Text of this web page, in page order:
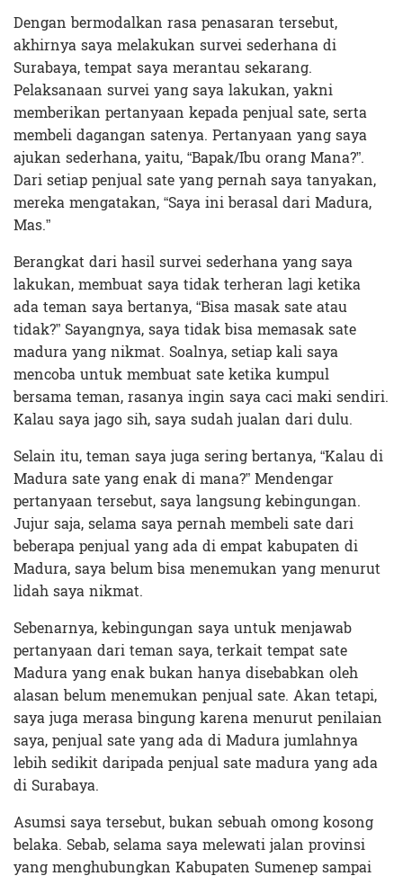
Dengan bermodalkan rasa penasaran tersebut,
akhirnya saya melakukan survei sederhana di
Surabaya, tempat saya merantau sekarang.
Pelaksanaan survei yang saya lakukan, yakni
memberikan pertanyaan kepada penjual sate, serta
membeli dagangan satenya. Pertanyaan yang saya
ajukan sederhana, yaitu, “Bapak/Ibu orang Mana?”.
Dari setiap penjual sate yang pernah saya tanyakan,
mereka mengatakan, “Saya ini berasal dari Madura,
Mas.”
Berangkat dari hasil survei sederhana yang saya
lakukan, membuat saya tidak terheran lagi ketika
ada teman saya bertanya, “Bisa masak sate atau
tidak?” Sayangnya, saya tidak bisa memasak sate
madura yang nikmat. Soalnya, setiap kali saya
mencoba untuk membuat sate ketika kumpul
bersama teman, rasanya ingin saya caci maki sendiri.
Kalau saya jago sih, saya sudah jualan dari dulu.
Selain itu, teman saya juga sering bertanya, “Kalau di
Madura sate yang enak di mana?” Mendengar
pertanyaan tersebut, saya langsung kebingungan.
Jujur saja, selama saya pernah membeli sate dari
beberapa penjual yang ada di empat kabupaten di
Madura, saya belum bisa menemukan yang menurut
lidah saya nikmat.
Sebenarnya, kebingungan saya untuk menjawab
pertanyaan dari teman saya, terkait tempat sate
Madura yang enak bukan hanya disebabkan oleh
alasan belum menemukan penjual sate. Akan tetapi,
saya juga merasa bingung karena menurut penilaian
saya, penjual sate yang ada di Madura jumlahnya
lebih sedikit daripada penjual sate madura yang ada
di Surabaya.
Asumsi saya tersebut, bukan sebuah omong kosong
belaka. Sebab, selama saya melewati jalan provinsi
yang menghubungkan Kabupaten Sumenep sampai